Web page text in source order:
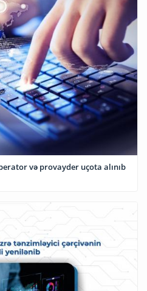
və provayder uçota alınıb